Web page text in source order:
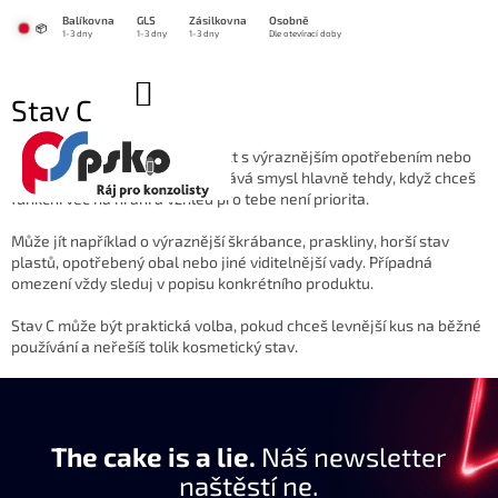
📦
Balíkovna GLS Zásilkovna Osobně
1-3 dny 1-3 dny 1-3 dny Dle otevírací doby
Stav C
Stav C
označuje použitý produkt s výraznějším opotřebením nebo
horším vzhledem. Takový kus dává smysl hlavně tehdy, když chceš
funkční věc na hraní a vzhled pro tebe není priorita.
Může jít například o výraznější škrábance, praskliny, horší stav
plastů, opotřebený obal nebo jiné viditelnější vady. Případná
omezení vždy sleduj v popisu konkrétního produktu.
Stav C může být praktická volba, pokud chceš levnější kus na běžné
používání a neřešíš tolik kosmetický stav.
The cake is a lie. Náš newsletter
naštěstí ne.